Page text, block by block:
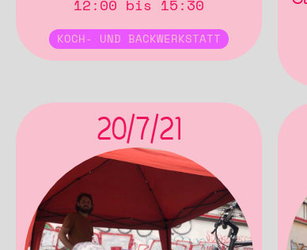
12:00 bis 15:30
KOCH- UND BACKWERKSTATT
20/7/21